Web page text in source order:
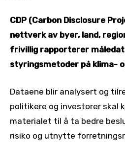
CDP (Carbon Disclosure
nettverk av byer, land,
frivillig rapporterer
styringsmetoder på klima-
Dataene blir analysert og
politikere og investorer skal
materialet til å ta bedre
risiko og utnytte